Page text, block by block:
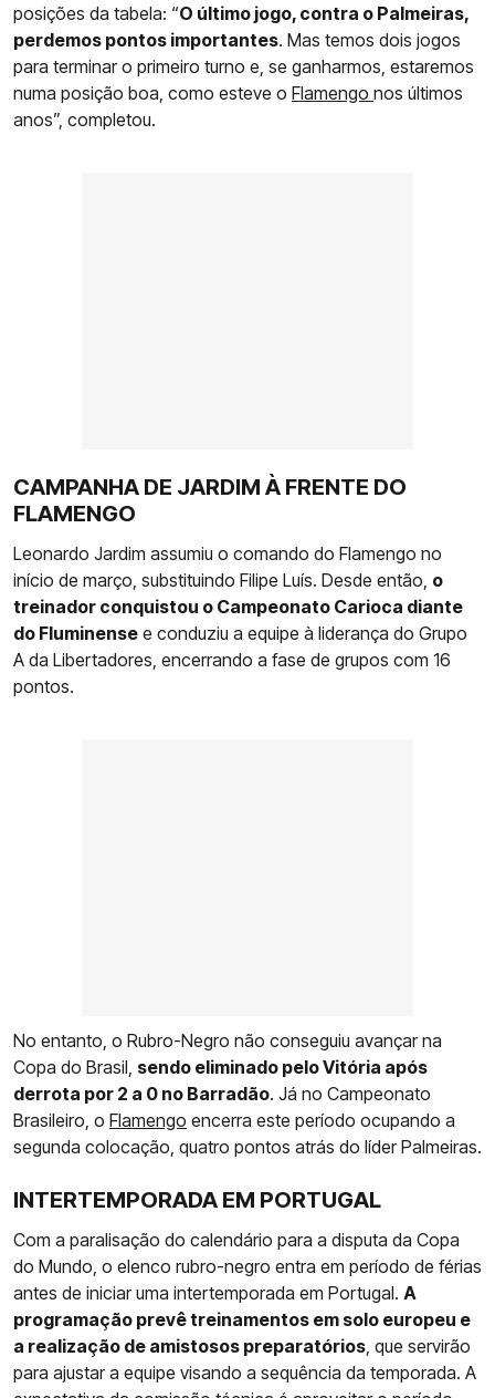
posições da tabela: “O último jogo, contra o Palmeiras,
perdemos pontos importantes. Mas temos dois jogos
para terminar o primeiro turno e, se ganharmos, estaremos
numa posição boa, como esteve o Flamengo nos últimos
anos”, completou.
CAMPANHA DE JARDIM À FRENTE DO
FLAMENGO
Leonardo Jardim assumiu o comando do Flamengo no
início de março, substituindo Filipe Luís. Desde então, o
treinador conquistou o Campeonato Carioca diante
do Fluminense e conduziu a equipe à liderança do Grupo
A da Libertadores, encerrando a fase de grupos com 16
pontos.
No entanto, o Rubro-Negro não conseguiu avançar na
Copa do Brasil, sendo eliminado pelo Vitória após
derrota por 2 a 0 no Barradão. Já no Campeonato
Brasileiro, o Flamengo encerra este período ocupando a
segunda colocação, quatro pontos atrás do líder Palmeiras.
INTERTEMPORADA EM PORTUGAL
Com a paralisação do calendário para a disputa da Copa
do Mundo, o elenco rubro-negro entra em período de férias
antes de iniciar uma intertemporada em Portugal. A
programação prevê treinamentos em solo europeu e
a realização de amistosos preparatórios , que servirão
para ajustar a equipe visando a sequência da temporada. A